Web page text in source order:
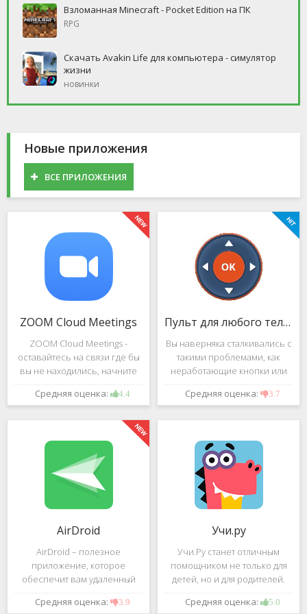
Взломанная Minecraft - Pocket Edition на ПК
RPG
Скачать Avakin Life для компьютера - симулятор
жизни
новинки
Новые приложения
ВСЕ ПРИЛОЖЕНИЯ
ZOOM Cloud Meetings
ZOOM Cloud Meetings -
оставайтесь на связи где бы
вы не находились, начните
свою или присоединитесь к
видеоконференции с
высококачественным
изображением. Столь
Средняя оценка: 4.4
Пульт для любого телевизора
Вы наверняка сталкивались с
такими проблемами, как
неработающие кнопки или
разряженные батарейки на
вашем пульте от
с помощью приложения
"Пульт для
Средняя оценка: 3.7
AirDroid
AirDroid – полезное
приложение, которое
обеспечит вам удаленный
доступ к вашему смартфону
или планшету при помощи
Средняя оценка: 3.9
Учи.ру
Учи.Ру станет отличным
помощником не только для
детей, но и для родителей.
Это приложение заточено
под изучение различного
Средняя оценка: 5.0